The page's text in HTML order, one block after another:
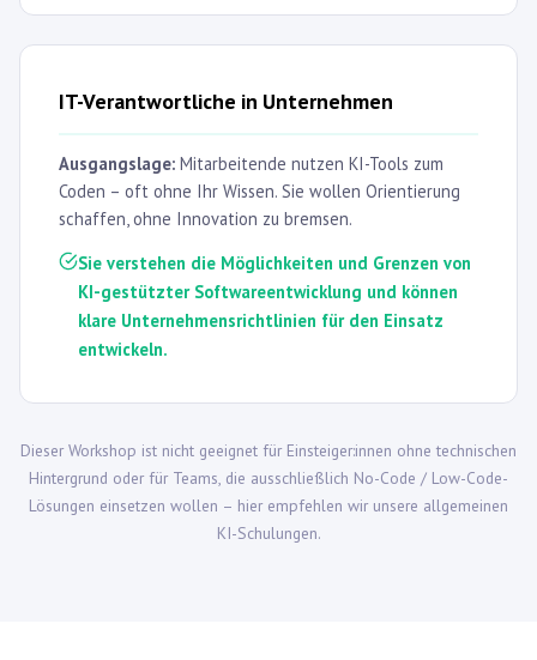
IT-Verantwortliche in Unternehmen
Ausgangslage: Mitarbeitende nutzen KI-Tools zum
Coden – oft ohne Ihr Wissen. Sie wollen Orientierung
schaffen, ohne Innovation zu bremsen.
Sie verstehen die Möglichkeiten und Grenzen von
KI-gestützter Softwareentwicklung und können
klare Unternehmensrichtlinien für den Einsatz
entwickeln.
Dieser Workshop ist nicht geeignet für Einsteiger:innen ohne technischen
Hintergrund oder für Teams, die ausschließlich No-Code / Low-Code-
Lösungen einsetzen wollen – hier empfehlen wir unsere allgemeinen
KI-Schulungen.